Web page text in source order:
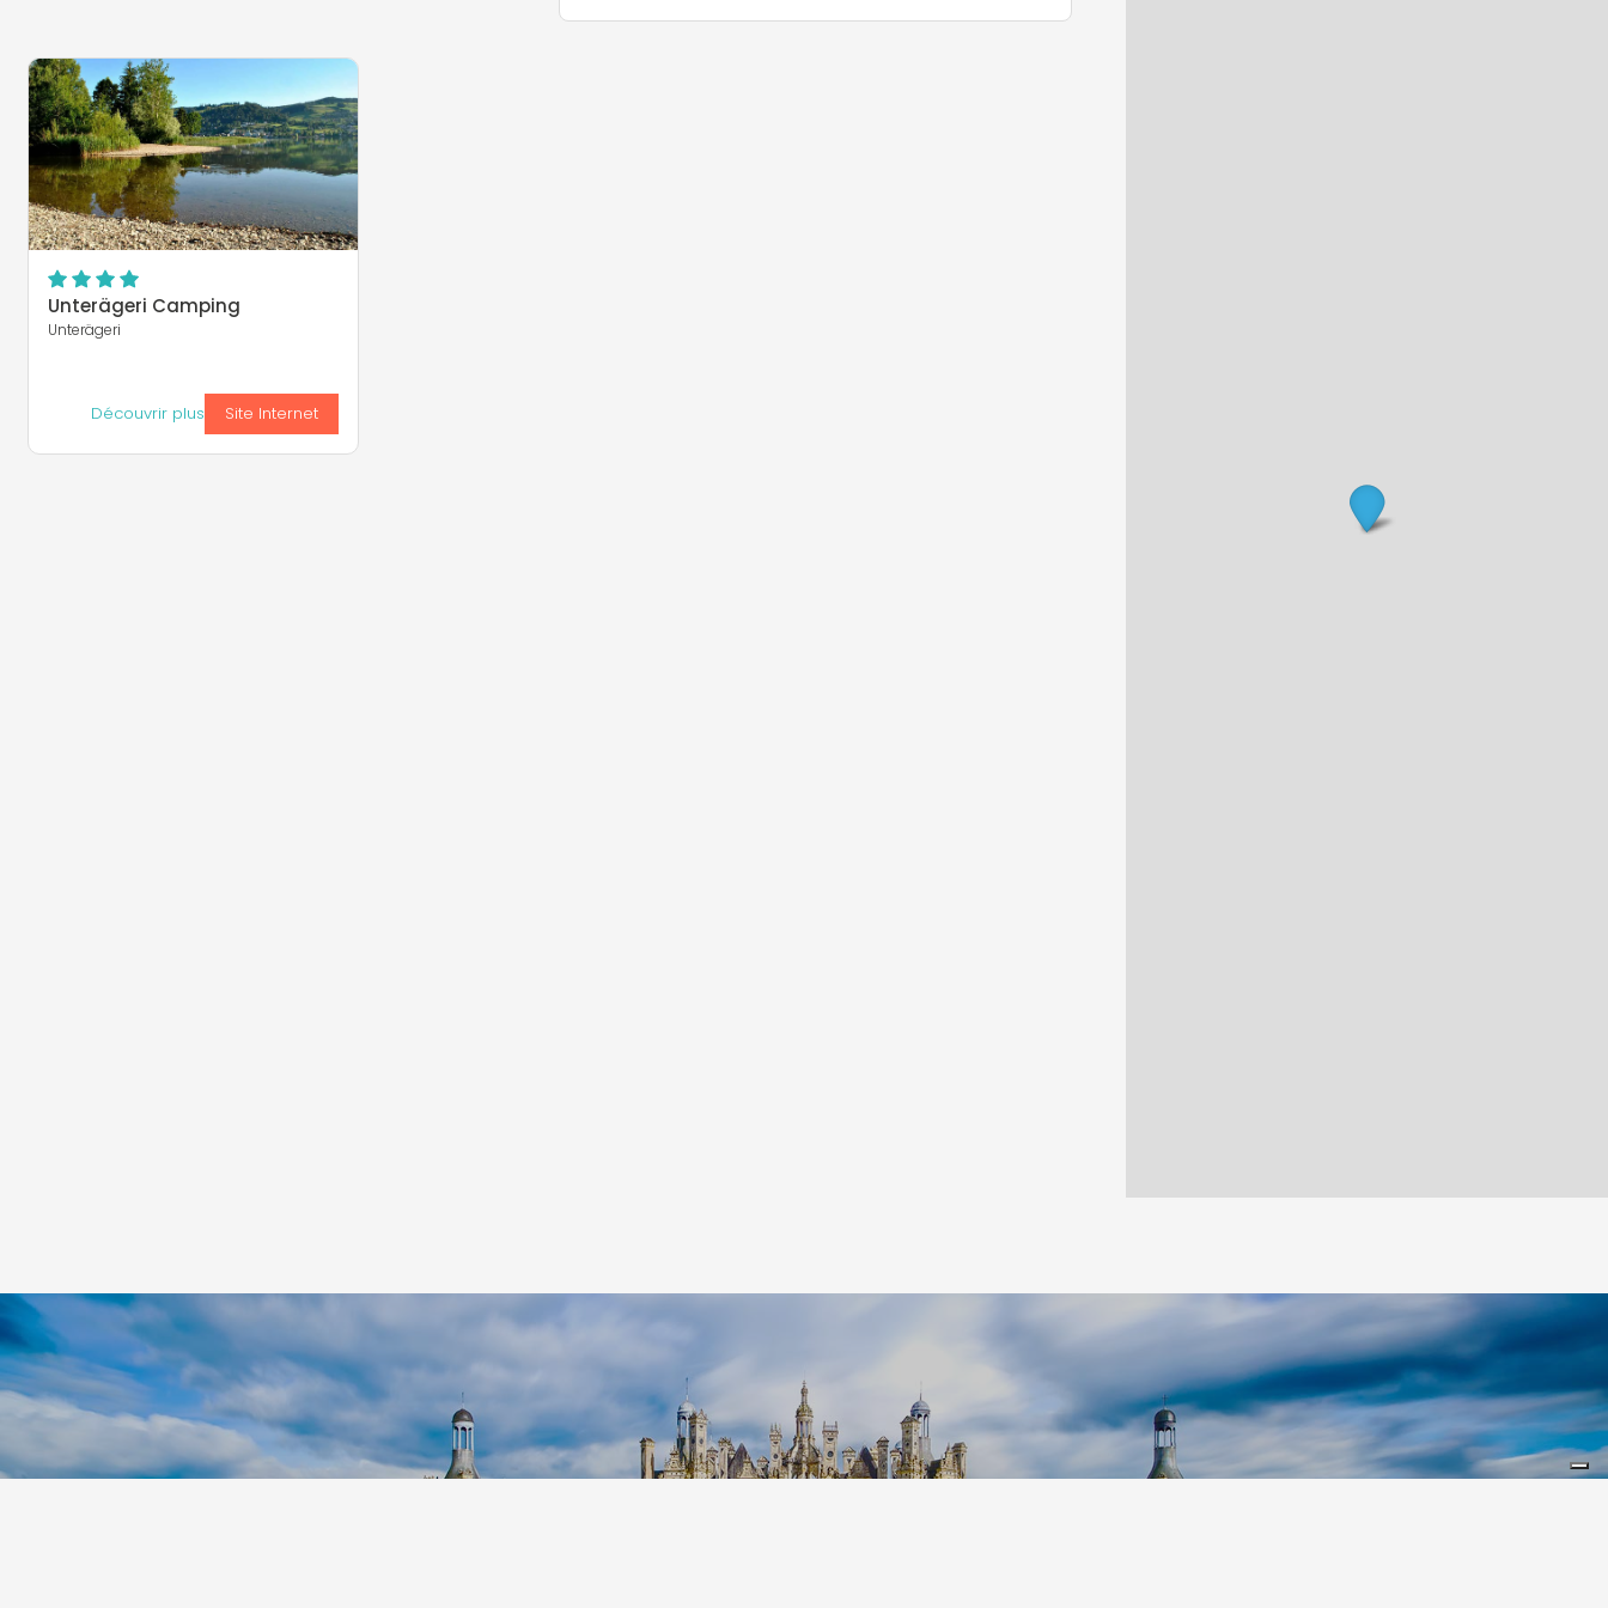
Leaflet|©Koobcamp S.r.l.
Unterägeri Camping
Unterägeri
Découvrir plus Site Internet